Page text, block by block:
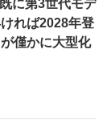
に第3世代モデ
れば2028年登
僅かに大型化